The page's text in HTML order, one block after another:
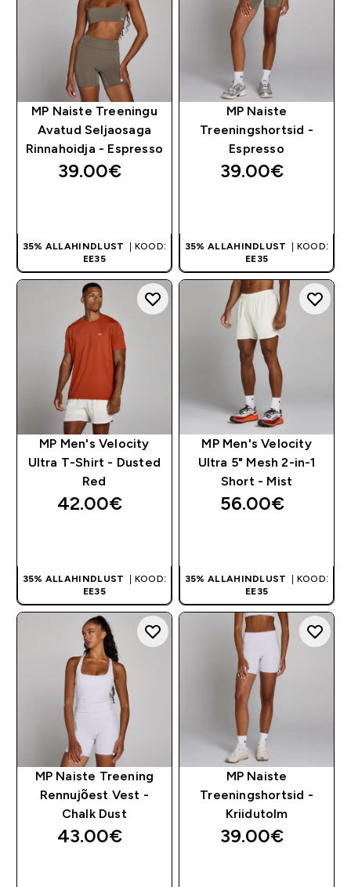
MP Naiste Treeningu
Avatud Seljaosaga
Rinnahoidja - Espresso
39.00€‎
35% ALLAHINDLUST
| KOOD:
EE35
MP Naiste
Treeningshortsid -
Espresso
39.00€‎
35% ALLAHINDLUST
| KOOD:
EE35
MP Men's Velocity
Ultra T-Shirt - Dusted
Red
42.00€‎
35% ALLAHINDLUST
| KOOD:
EE35
MP Men's Velocity
Ultra 5" Mesh 2-in-1
Short - Mist
56.00€‎
35% ALLAHINDLUST
| KOOD:
EE35
MP Naiste Treening
Rennujõest Vest -
Chalk Dust
43.00€‎
MP Naiste
Treeningshortsid -
Kriidutolm
39.00€‎